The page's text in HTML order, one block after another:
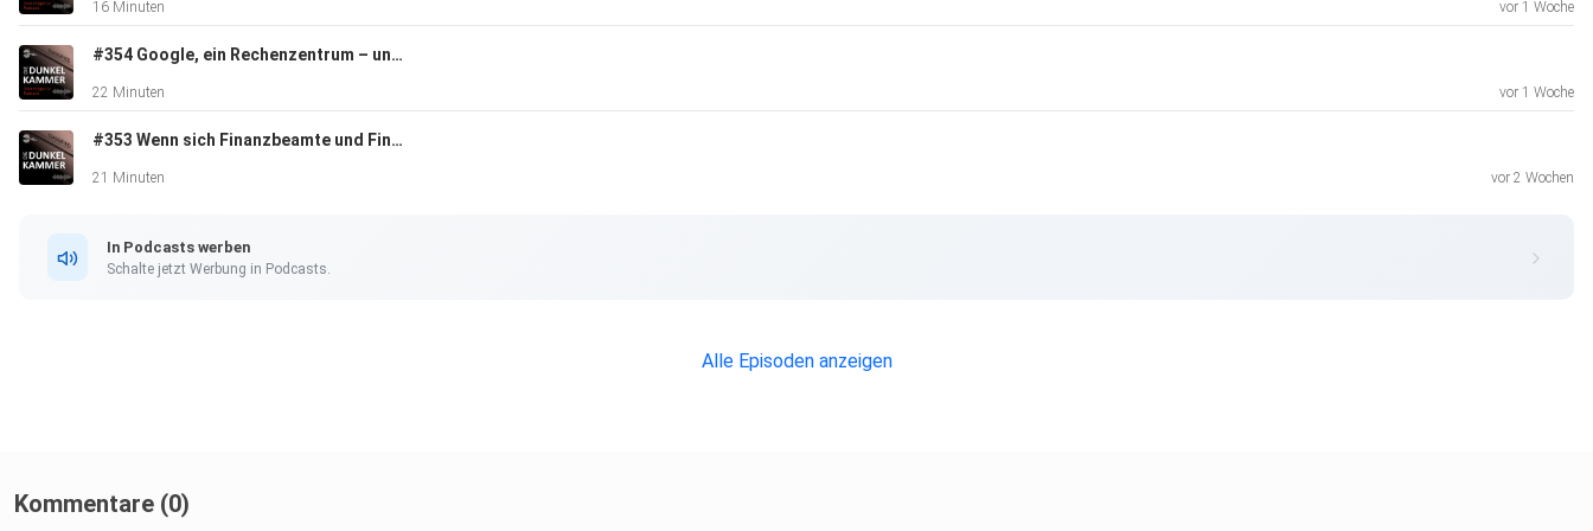
16 Minuten vor 1 Woche
#354 Google, ein Rechenzentrum – und (keine) Politik
22 Minuten vor 1 Woche
#353 Wenn sich Finanzbeamte und Finanzrichter vereinen
21 Minuten vor 2 Wochen
In Podcasts werben
Schalte jetzt Werbung in Podcasts.
Alle Episoden anzeigen
Kommentare (0)